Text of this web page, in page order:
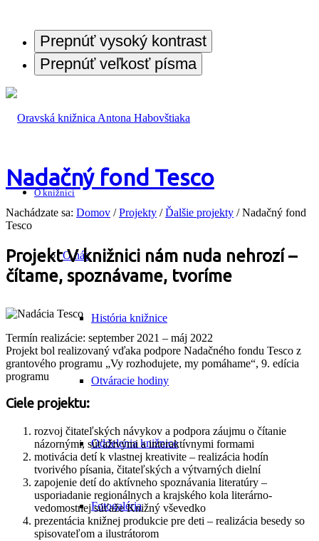
Prepnúť vysoký kontrast
Prepnúť veľkosť písma
O knižnici
O nás
História knižnice
Otváracie hodiny
Oddelenia knižnice
Fotogaléria
Nadačný fond Tesco
Nachádzate sa: Domov / Projekty / Ďalšie projekty / Nadačný fond
Tesco
Projekt V knižnici nám nuda nehrozí –
čítame, spoznávame, tvoríme
Termín realizácie: september 2021 – máj 2022
Projekt bol realizovaný vďaka podpore Nadačného fondu Tesco z
grantového programu „Vy rozhodujete, my pomáhame“, 9. edícia
programu
Ciele projektu:
rozvoj čitateľských návykov a podpora záujmu o čítanie
názornými, súťaživými a interaktívnymi formami
motivácia detí k vlastnej kreativite – realizácia hodín
tvorivého písania, čitateľských a výtvarných dielní
zapojenie detí do aktívneho spoznávania literatúry –
usporiadanie regionálnych a krajského kola literárno-
vedomostnej súťaže Knižný vševedko
prezentácia knižnej produkcie pre deti – realizácia besedy so
spisovateľom a ilustrátorom